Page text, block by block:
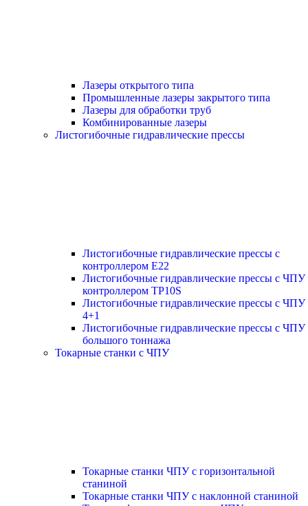
Лазеры открытого типа
Промышленные лазеры закрытого типа
Лазеры для обработки труб
Комбинированные лазеры
Листогибочные гидравлические прессы
Листогибочные гидравлические прессы с
контроллером E22
Листогибочные гидравлические прессы с ЧПУ
контроллером TP10S
Листогибочные гидравлические прессы с ЧПУ
4+1
Листогибочные гидравлические прессы с ЧПУ
большого тоннажа
Токарные станки с ЧПУ
Токарные станки ЧПУ с горизонтальной
станиной
Токарные станки ЧПУ с наклонной станиной